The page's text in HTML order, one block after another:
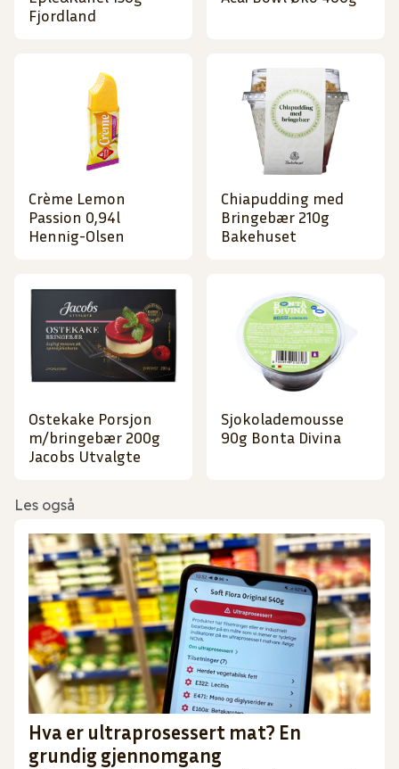
Fjordland
Crème Lemon
Passion 0,94l
Hennig-Olsen
Chiapudding med
Bringebær 210g
Bakehuset
Ostekake Porsjon
m/bringebær 200g
Jacobs Utvalgte
Sjokolademousse
90g Bonta Divina
Les også
Hva er ultraprosessert mat? En
grundig gjennomgang